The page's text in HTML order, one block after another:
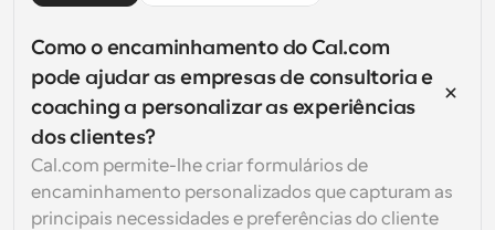
Como o encaminhamento do Cal.com
pode ajudar as empresas de consultoria e
coaching a personalizar as experiências
dos clientes?
Cal.com permite-lhe criar formulários de
encaminhamento personalizados que capturam as
principais necessidades e preferências do cliente